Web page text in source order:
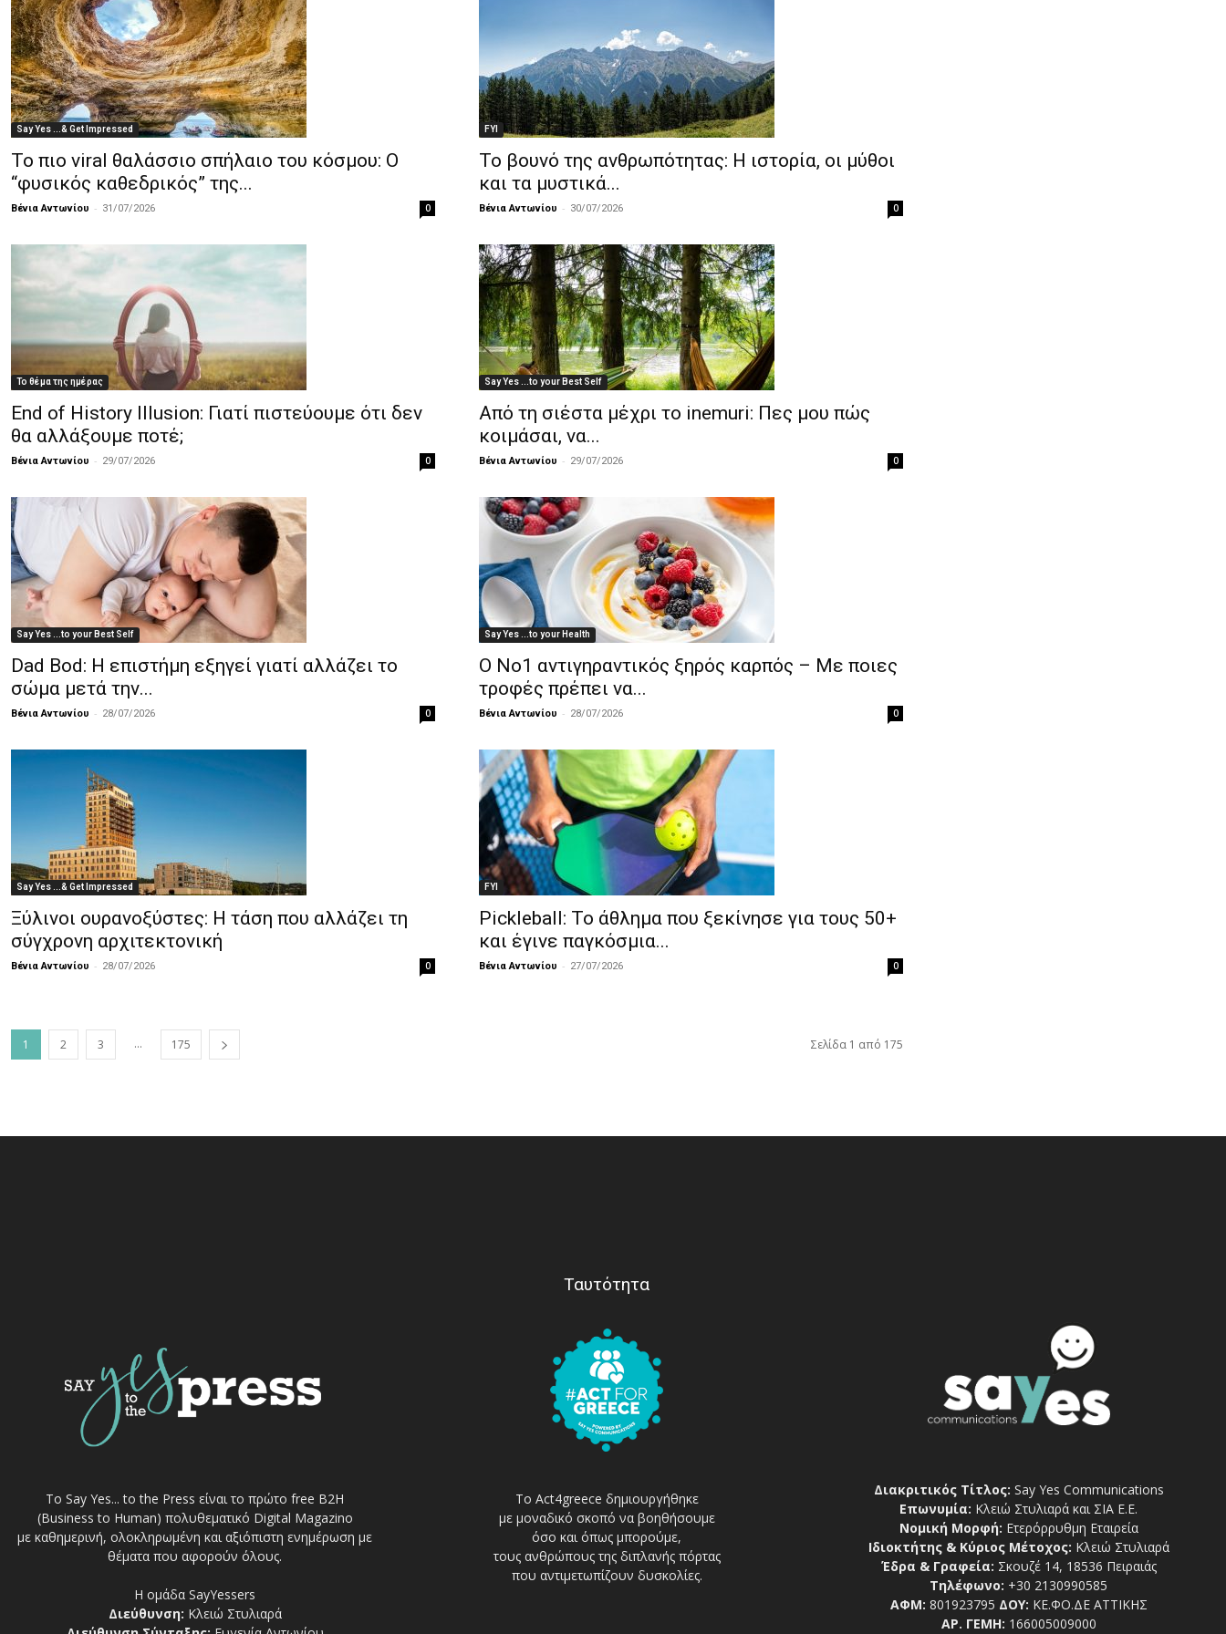
Say Yes ...& Get Impressed
Το πιο viral θαλάσσιο σπήλαιο του κόσμου: Ο
“φυσικός καθεδρικός” της...
Βένια Αντωνίου - 31/07/2026 0
FYI
Το βουνό της ανθρωπότητας: Η ιστορία, οι μύθοι
και τα μυστικά...
Βένια Αντωνίου - 30/07/2026 0
Το θέμα της ημέρας
End of History Illusion: Γιατί πιστεύουμε ότι δεν
θα αλλάξουμε ποτέ;
Βένια Αντωνίου - 29/07/2026 0
Say Yes ...to your Best Self
Από τη σιέστα μέχρι το inemuri: Πες μου πώς
κοιμάσαι, να...
Βένια Αντωνίου - 29/07/2026 0
Say Yes ...to your Best Self
Dad Bod: Η επιστήμη εξηγεί γιατί αλλάζει το
σώμα μετά την...
Βένια Αντωνίου - 28/07/2026 0
Say Yes ...to your Health
Ο Νο1 αντιγηραντικός ξηρός καρπός – Με ποιες
τροφές πρέπει να...
Βένια Αντωνίου - 28/07/2026 0
Say Yes ...& Get Impressed
Ξύλινοι ουρανοξύστες: Η τάση που αλλάζει τη
σύγχρονη αρχιτεκτονική
Βένια Αντωνίου - 28/07/2026 0
FYI
Pickleball: Το άθλημα που ξεκίνησε για τους 50+
και έγινε παγκόσμια...
Βένια Αντωνίου - 27/07/2026 0
1 2 3 ... 175 Σελίδα 1 από 175
Το Say Yes... to the Press είναι το πρώτο free Β2Η
(Business to Human) πολυθεματικό Digital Magazino
με καθημερινή, ολοκληρωμένη και αξιόπιστη ενημέρωση με
θέματα που αφορούν όλους.
Η ομάδα SayYessers
Διεύθυνση: Κλειώ Στυλιαρά
Ταυτότητα
Το Act4greece δημιουργήθηκε
με μοναδικό σκοπό να βοηθήσουμε
όσο και όπως μπορούμε,
τους ανθρώπους της διπλανής πόρτας
που αντιμετωπίζουν δυσκολίες.
Διακριτικός Τίτλος: Say Yes Communications
Επωνυμία: Κλειώ Στυλιαρά και ΣΙΑ Ε.Ε.
Νομική Μορφή: Ετερόρρυθμη Εταιρεία
Ιδιοκτήτης & Κύριος Μέτοχος: Κλειώ Στυλιαρά
Έδρα & Γραφεία: Σκουζέ 14, 18536 Πειραιάς
Τηλέφωνο: +30 2130990585
ΑΦΜ: 801923795 ΔΟΥ: ΚΕ.ΦΟ.ΔΕ ΑΤΤΙΚΗΣ
ΑΡ. ΓΕΜΗ: 166005009000